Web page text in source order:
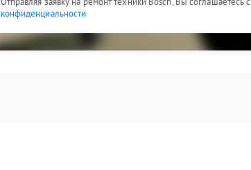
конфиденциальности